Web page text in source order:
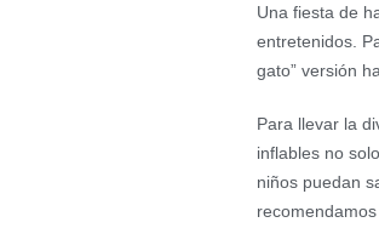
Una fiesta de
entretenidos.
gato” versión
Para llevar la
inflables no
niños puedan